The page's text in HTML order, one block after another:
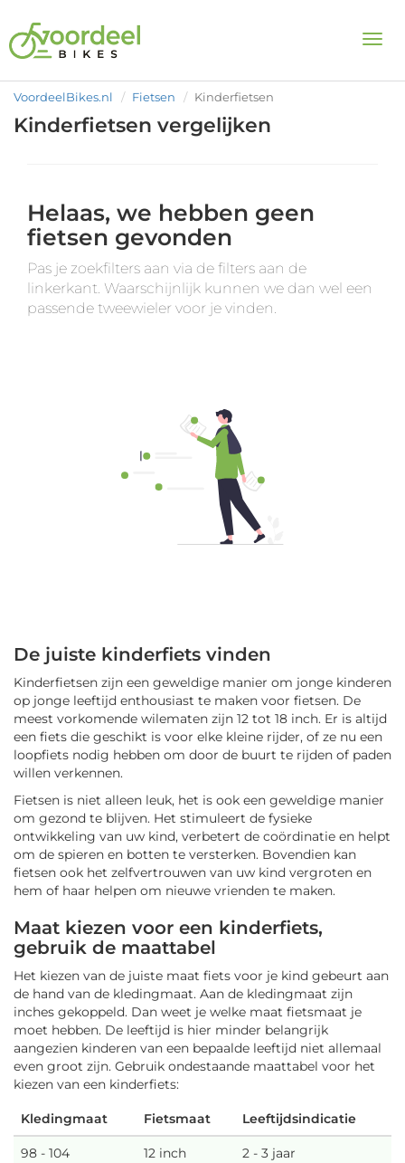
VoordeelBikes.nl Fietsen Kinderfietsen
Kinderfietsen vergelijken
Helaas, we hebben geen
fietsen gevonden
Pas je zoekfilters aan via de filters aan de
linkerkant. Waarschijnlijk kunnen we dan wel een
passende tweewieler voor je vinden.
De juiste kinderfiets vinden
Kinderfietsen zijn een geweldige manier om jonge kinderen
op jonge leeftijd enthousiast te maken voor fietsen. De
meest vorkomende wilematen zijn 12 tot 18 inch. Er is altijd
een fiets die geschikt is voor elke kleine rijder, of ze nu een
loopfiets nodig hebben om door de buurt te rijden of paden
willen verkennen.
Fietsen is niet alleen leuk, het is ook een geweldige manier
om gezond te blijven. Het stimuleert de fysieke
ontwikkeling van uw kind, verbetert de coördinatie en helpt
om de spieren en botten te versterken. Bovendien kan
fietsen ook het zelfvertrouwen van uw kind vergroten en
hem of haar helpen om nieuwe vrienden te maken.
Maat kiezen voor een kinderfiets,
gebruik de maattabel
Het kiezen van de juiste maat fiets voor je kind gebeurt aan
de hand van de kledingmaat. Aan de kledingmaat zijn
inches gekoppeld. Dan weet je welke maat fietsmaat je
moet hebben. De leeftijd is hier minder belangrijk
aangezien kinderen van een bepaalde leeftijd niet allemaal
even groot zijn. Gebruik ondestaande maattabel voor het
kiezen van een kinderfiets:
Kledingmaat Fietsmaat Leeftijdsindicatie
98 - 104 12 inch 2 - 3 jaar